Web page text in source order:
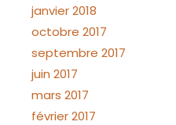
janvier 2018
octobre 2017
septembre 2017
juin 2017
mars 2017
février 2017